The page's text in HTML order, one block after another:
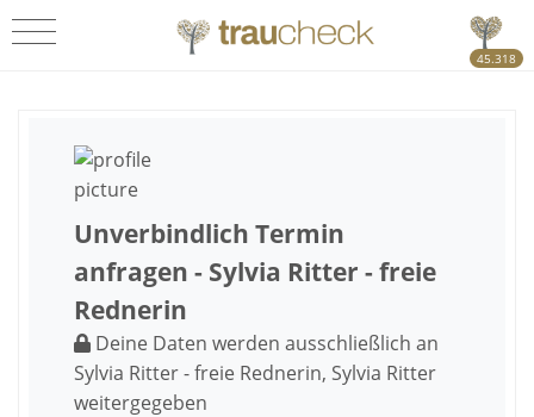
45.318
Unverbindlich Termin
anfragen - Sylvia Ritter - freie
Rednerin
Deine Daten werden ausschließlich an
Sylvia Ritter - freie Rednerin, Sylvia Ritter
weitergegeben